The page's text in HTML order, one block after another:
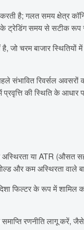
करती है; गलत समय क्षेत्र
के ट्रेडिंग समय से सटीक रूप
है, जो चरम बाजार
रिवर्सल अवसरों
की स्थिति के आधार
या ATR (औसत
कम अस्थिरता वाले
फिल्टर के रूप में शामिल
समाप्ति रणनीति लागू